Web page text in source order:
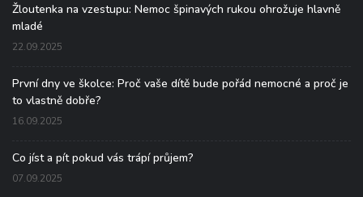
Žloutenka na vzestupu: Nemoc špinavých rukou ohrožuje hlavně
mladé
22.09.2025
První dny ve školce: Proč vaše dítě bude pořád nemocné a proč je
to vlastně dobře?
16.09.2025
Co jíst a pít pokud vás trápí průjem?
07.09.2025